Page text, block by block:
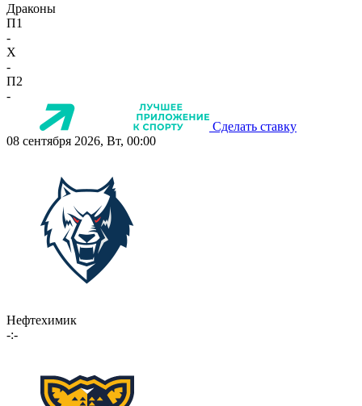
Драконы
П1
-
X
-
П2
-
Сделать ставку
08 сентября 2026, Вт, 00:00
Нефтехимик
-:-